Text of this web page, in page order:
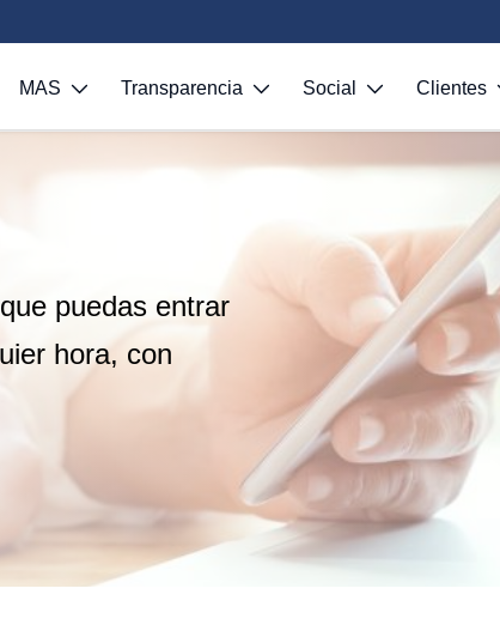
MAS Transparencia Social Clientes
puedas entrar
hora, con